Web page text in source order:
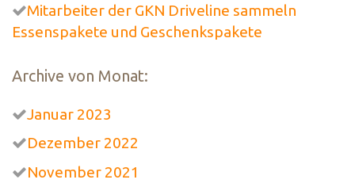
Mitarbeiter der GKN Driveline sammeln
Essenspakete und Geschenkspakete
Archive von Monat:
Januar 2023
Dezember 2022
November 2021